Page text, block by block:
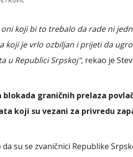
oni koji bi to trebalo da rade ni
koji je vrlo ozbiljan i prijeti da
u Republici Srpskoj", rekao je
blokada graničnih prelaza
koji su vezani za privredu
su se zvaničnici Republike